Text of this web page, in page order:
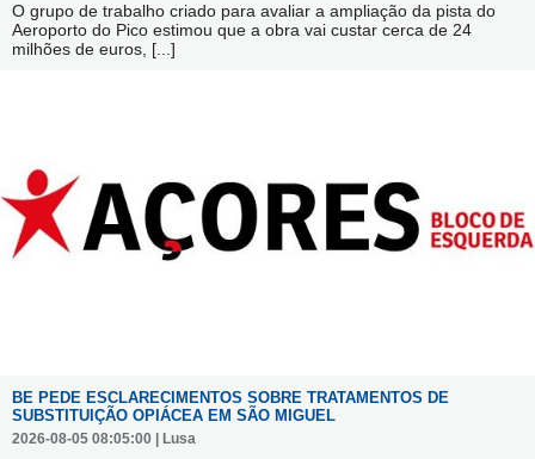
O grupo de trabalho criado para avaliar a ampliação da pista do
Aeroporto do Pico estimou que a obra vai custar cerca de 24
milhões de euros, [...]
BE PEDE ESCLARECIMENTOS SOBRE TRATAMENTOS DE
SUBSTITUIÇÃO OPIÁCEA EM SÃO MIGUEL
2026-08-05 08:05:00 | Lusa